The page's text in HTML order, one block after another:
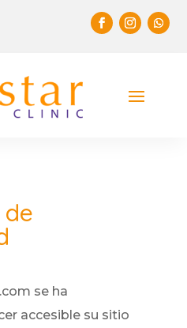
se ha
accesible su sitio